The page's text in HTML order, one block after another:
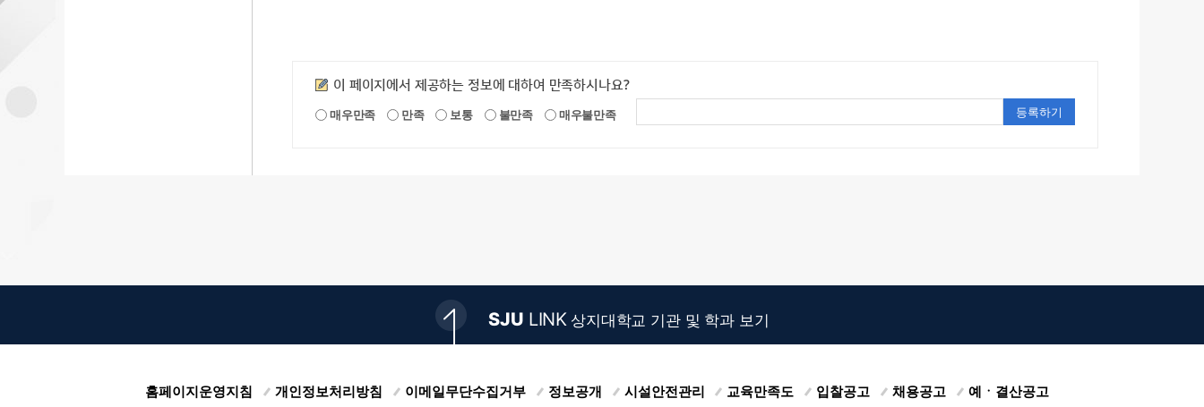
만족도조사
이 페이지에서 제공하는 정보에 대하여 만족하시나요?
매우만족 만족 보통 불만족 매우불만족
SJU LINK 상지대학교 기관 및 학과 보기
홈페이지운영지침 개인정보처리방침 이메일무단수집거부 정보공개 시설안전관리 교육만족도 입찰공고 채용공고 예ㆍ결산공고